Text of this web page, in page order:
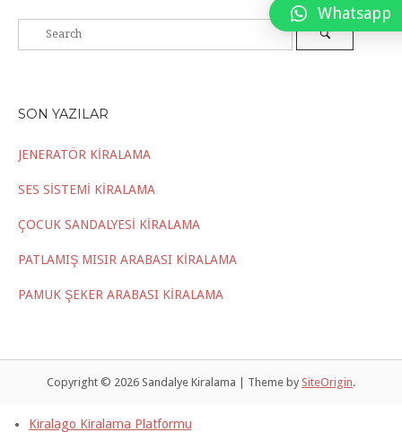
SON YAZILAR
JENERATÖR KİRALAMA
SES SİSTEMİ KİRALAMA
ÇOCUK SANDALYESİ KİRALAMA
PATLAMIŞ MISIR ARABASI KİRALAMA
PAMUK ŞEKER ARABASI KİRALAMA
Copyright © 2026 Sandalye Kiralama | Theme by SiteOrigin.
Kiralago Kiralama Platformu
Whatsapp